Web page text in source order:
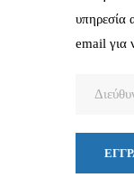
υπηρεσία
email για